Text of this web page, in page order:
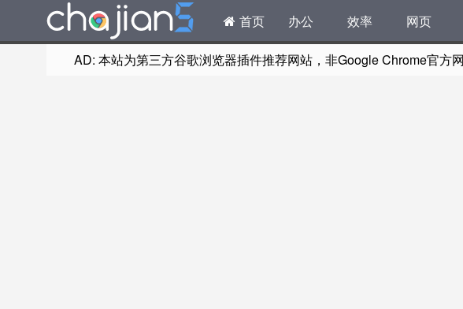
首页 办公 效率 网页
AD: 本站为第三方谷歌浏览器插件推荐网站，非Google Chrome官方网